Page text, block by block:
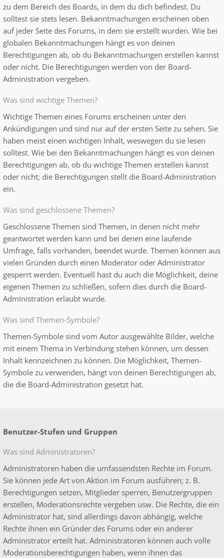
zu dem Bereich des Boards, in dem du dich befindest. Du
solltest sie stets lesen. Bekanntmachungen erscheinen oben
auf jeder Seite des Forums, in dem sie erstellt wurden. Wie bei
globalen Bekanntmachungen hängt es von deinen
Berechtigungen ab, ob du Bekanntmachungen erstellen kannst
oder nicht. Die Berechtigungen werden von der Board-
Administration vergeben.
Was sind wichtige Themen?
Wichtige Themen eines Forums erscheinen unter den
Ankündigungen und sind nur auf der ersten Seite zu sehen. Sie
haben meist einen wichtigen Inhalt, weswegen du sie lesen
solltest. Wie bei den Bekanntmachungen hängt es von deinen
Berechtigungen ab, ob du wichtige Themen erstellen kannst
oder nicht; die Berechtigungen stellt die Board-Administration
ein.
Was sind geschlossene Themen?
Geschlossene Themen sind Themen, in denen nicht mehr
geantwortet werden kann und bei denen eine laufende
Umfrage, falls vorhanden, beendet wurde. Themen können aus
vielen Gründen durch einen Moderator oder Administrator
gesperrt werden. Eventuell hast du auch die Möglichkeit, deine
eigenen Themen zu schließen, sofern dies durch die Board-
Administration erlaubt wurde.
Was sind Themen-Symbole?
Themen-Symbole sind vom Autor ausgewählte Bilder, welche
mit einem Thema in Verbindung stehen können, um dessen
Inhalt kennzeichnen zu können. Die Möglichkeit, Themen-
Symbole zu verwenden, hängt von deinen Berechtigungen ab,
die die Board-Administration gesetzt hat.
Benutzer-Stufen und Gruppen
Was sind Administratoren?
Administratoren haben die umfassendsten Rechte im Forum.
Sie können jede Art von Aktion im Forum ausführen; z. B.
Berechtigungen setzen, Mitglieder sperren, Benutzergruppen
erstellen, Moderationsrechte vergeben usw. Die Rechte, die ein
Administrator hat, sind allerdings davon abhängig, welche
Rechte ihnen ein Gründer des Forums oder ein anderer
Administrator erteilt hat. Administratoren können auch volle
Moderationsberechtigungen haben, wenn ihnen das